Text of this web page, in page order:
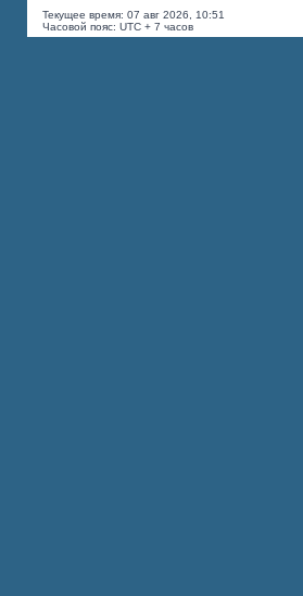
Текущее время: 07 авг 2026, 10:51
Часовой пояс: UTC + 7 часов